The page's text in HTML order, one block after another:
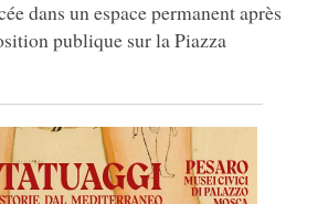
dans un espace permanent après
publique sur la Piazza